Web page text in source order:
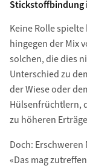
Stickstoffbindung
Keine Rolle
hingegen der Mix
solchen, die dies
Unterschied zu
der Wiese oder
Hülsenfrüchtlern,
zu höheren
Doch:
«Das mag